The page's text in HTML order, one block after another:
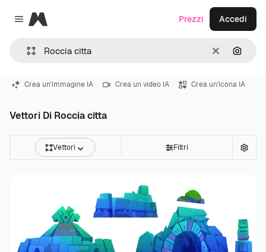
Close menu
Magnific
CancellaCerca
Prezzi Accedi
Crea un'immagine IA Crea un video IA Crea un'icona IA
Vettori Di Roccia citta
Vettori Filtri